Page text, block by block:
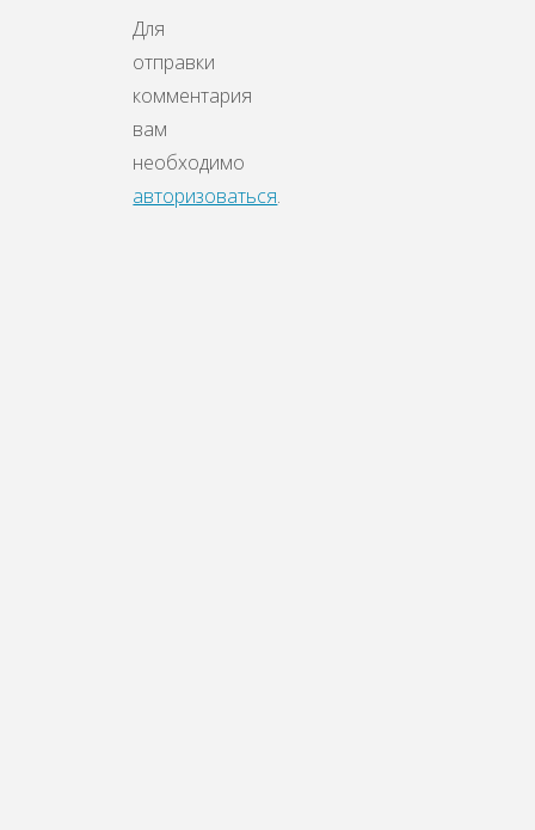
Для
отправки
комментария
вам
необходимо
авторизоваться.